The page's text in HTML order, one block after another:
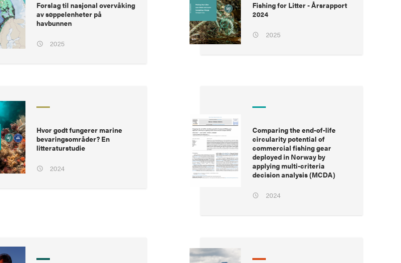
Forslag til nasjonal overvåking
av søppelenheter på
havbunnen
2025
Fishing for Litter - Årsrapport
2024
2025
Hvor godt fungerer marine
bevaringsområder? En
litteraturstudie
2024
Comparing the end-of-life
circularity potential of
commercial fishing gear
deployed in Norway by
applying multi-criteria
decision analysis (MCDA)
2024